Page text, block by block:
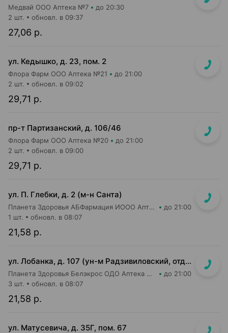
Медвай ООО Аптека №7 до 20:30
27,06 р.
2 шт. обновл. в 09:37
ул. Кедышко, д. 23, пом. 2
Флора Фарм ООО Аптека №21 до 21:00
29,71 р.
2 шт. обновл. в 09:02
пр-т Партизанский, д. 106/46
Флора Фарм ООО Аптека №20 до 21:00
29,71 р.
2 шт. обновл. в 09:00
ул. П. Глебки, д. 2 (м-н Санта)
Планета Здоровья АБФармация ИООО Аптека №14 до 21:00
21,58 р.
1 шт. обновл. в 08:07
ул. Лобанка, д. 107 (ун-м Радзивиловский, отдельный вход с улицы)
Планета Здоровья Белэкрос ОДО Аптека №4 до 21:00
21,58 р.
3 шт. обновл. в 08:07
ул. Матусевича, д. 35Г, пом. 67